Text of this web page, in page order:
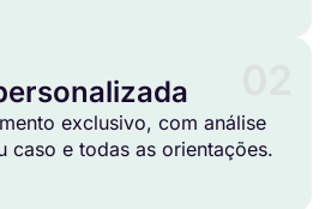
exclusivo, com análise
caso e todas as orientações.